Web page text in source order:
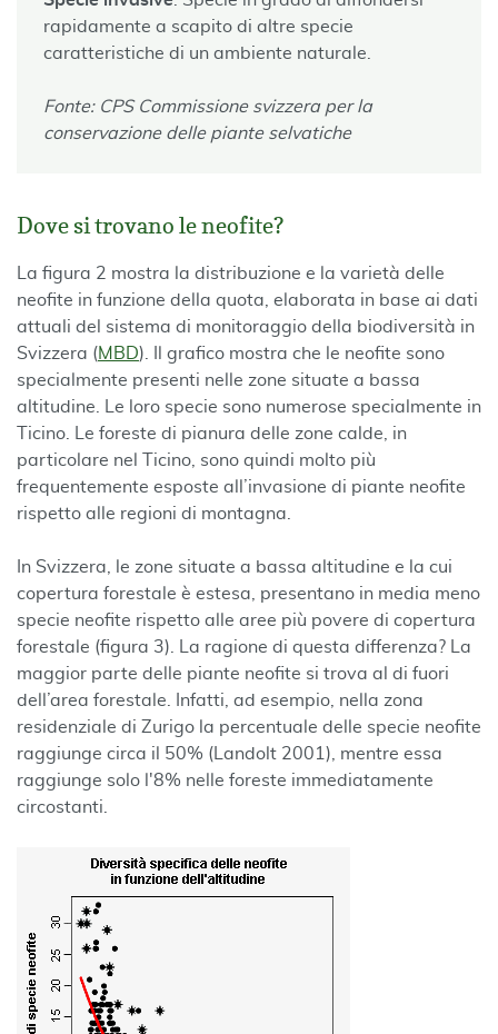
rapidamente a scapito di altre specie
caratteristiche di un ambiente naturale.
Fonte: CPS Commissione svizzera per la
conservazione delle piante selvatiche
Dove si trovano le neofite?
La figura 2 mostra la distribuzione e la varietà delle
neofite in funzione della quota, elaborata in base ai dati
attuali del sistema di monitoraggio della biodiversità in
Svizzera (MBD). Il grafico mostra che le neofite sono
specialmente presenti nelle zone situate a bassa
altitudine. Le loro specie sono numerose specialmente in
Ticino. Le foreste di pianura delle zone calde, in
particolare nel Ticino, sono quindi molto più
frequentemente esposte all’invasione di piante neofite
rispetto alle regioni di montagna.
In Svizzera, le zone situate a bassa altitudine e la cui
copertura forestale è estesa, presentano in media meno
specie neofite rispetto alle aree più povere di copertura
forestale (figura 3). La ragione di questa differenza? La
maggior parte delle piante neofite si trova al di fuori
dell’area forestale. Infatti, ad esempio, nella zona
residenziale di Zurigo la percentuale delle specie neofite
raggiunge circa il 50% (Landolt 2001), mentre essa
raggiunge solo l'8% nelle foreste immediatamente
circostanti.